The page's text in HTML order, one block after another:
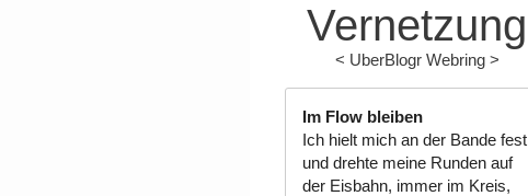
Vernetzung
< UberBlogr Webring >
Im Flow bleiben
Ich hielt mich an der Bande fest
und drehte meine Runden auf
der Eisbahn, immer im Kreis,